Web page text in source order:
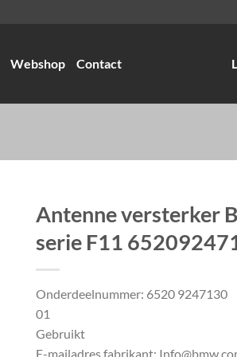
Webshop Contact
Antenne versterker
serie F11
Onderdeelnummer: 6520 9247130
01
Gebruikt
E-mailadres fabrikant: